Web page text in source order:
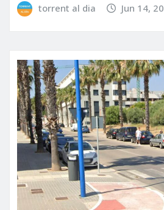
torrent al dia Jun 14,